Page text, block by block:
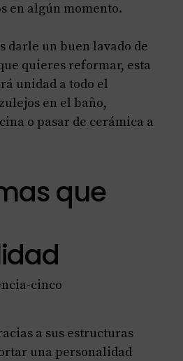
en algún momento.
darle un buen lavado de
quieres reformar, esta
unidad a todo el
en el baño,
o pasar de cerámica a
que
a sus estructuras
una personalidad